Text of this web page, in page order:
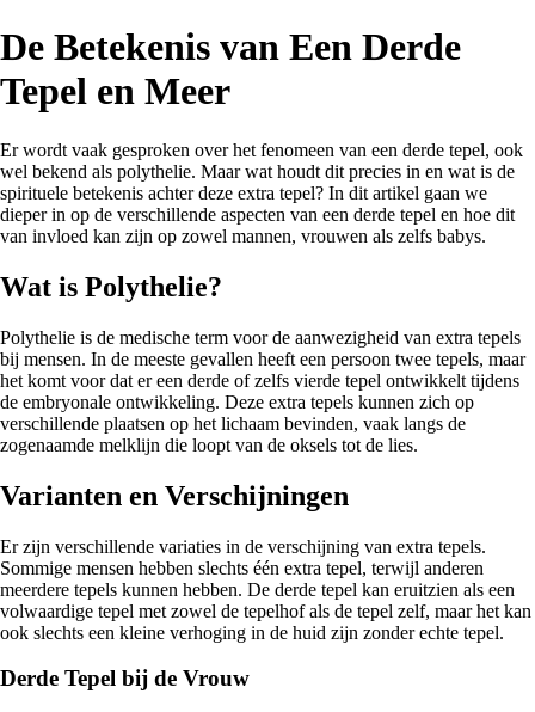
De Betekenis van Een Derde
Tepel en Meer
Er wordt vaak gesproken over het fenomeen van een derde tepel, ook
wel bekend als polythelie. Maar wat houdt dit precies in en wat is de
spirituele betekenis achter deze extra tepel? In dit artikel gaan we
dieper in op de verschillende aspecten van een derde tepel en hoe dit
van invloed kan zijn op zowel mannen, vrouwen als zelfs babys.
Wat is Polythelie?
Polythelie is de medische term voor de aanwezigheid van extra tepels
bij mensen. In de meeste gevallen heeft een persoon twee tepels, maar
het komt voor dat er een derde of zelfs vierde tepel ontwikkelt tijdens
de embryonale ontwikkeling. Deze extra tepels kunnen zich op
verschillende plaatsen op het lichaam bevinden, vaak langs de
zogenaamde melklijn die loopt van de oksels tot de lies.
Varianten en Verschijningen
Er zijn verschillende variaties in de verschijning van extra tepels.
Sommige mensen hebben slechts één extra tepel, terwijl anderen
meerdere tepels kunnen hebben. De derde tepel kan eruitzien als een
volwaardige tepel met zowel de tepelhof als de tepel zelf, maar het kan
ook slechts een kleine verhoging in de huid zijn zonder echte tepel.
Derde Tepel bij de Vrouw